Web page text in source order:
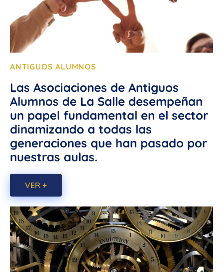
ANTIGUOS ALUMNOS
Las Asociaciones de Antiguos
Alumnos de La Salle desempeñan
un papel fundamental en el sector
dinamizando a todas las
generaciones que han pasado por
nuestras aulas.
VER +